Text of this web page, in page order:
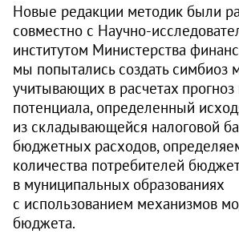
Новые редакции методик были
совместно с Научно-
институтом Министерства
мы попытались создать симбиоз
учитывающих в расчетах прогноз
потенциала, определенный
из складывающейся налоговой
бюджетных расходов,
количества потребителей
в муниципальных образованиях
с использованием механизмов
бюджета.